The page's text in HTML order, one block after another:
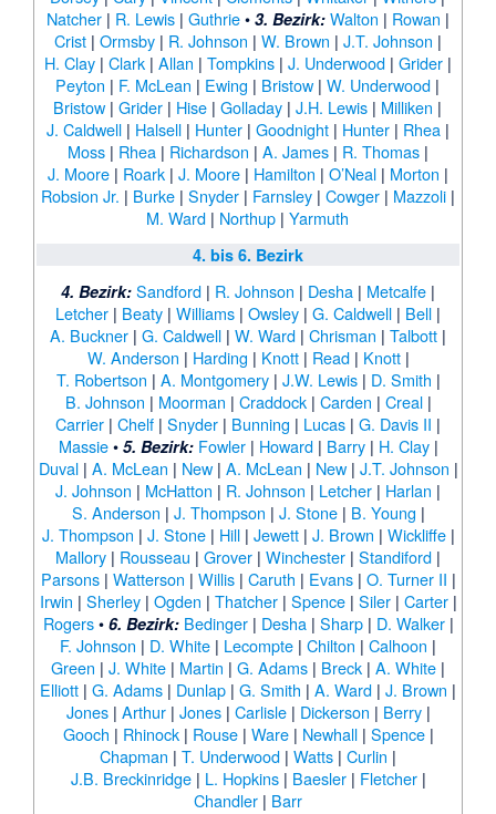
Natcher| R. Lewis| Guthrie• 3. Bezirk: Walton | Rowan |
Crist| Ormsby| R. Johnson | W. Brown | J.T. Johnson |
H. Clay| Clark| Allan | Tompkins| J. Underwood| Grider|
Peyton | F. McLean | Ewing | Bristow |W. Underwood |
Bristow |Grider | Hise |Golladay |J.H. Lewis | Milliken |
J. Caldwell| Halsell| Hunter| Goodnight| Hunter| Rhea|
Moss| Rhea| Richardson | A. James| R. Thomas|
J. Moore| Roark| J. Moore| Hamilton | O’Neal| Morton |
Robsion Jr. | Burke| Snyder| Farnsley| Cowger| Mazzoli|
M. Ward | Northup |Yarmuth
4. bis 6. Bezirk
4. Bezirk: Sandford | R. Johnson | Desha | Metcalfe |
Letcher | Beaty | Williams | Owsley | G. Caldwell | Bell |
A. Buckner | G. Caldwell | W. Ward | Chrisman | Talbott |
W. Anderson | Harding | Knott| Read| Knott|
T. Robertson | A. Montgomery| J.W. Lewis| D. Smith |
B. Johnson | Moorman | Craddock| Carden | Creal|
Carrier | Chelf | Snyder | Bunning | Lucas | G. Davis II |
Massie• 5. Bezirk: Fowler| Howard| Barry| H. Clay|
Duval| A. McLean | New| A. McLean | New| J.T. Johnson |
J. Johnson | McHatton | R. Johnson | Letcher | Harlan |
S. Anderson | J. Thompson | J. Stone| B. Young |
J. Thompson | J. Stone| Hill| Jewett| J. Brown | Wickliffe|
Mallory | Rousseau | Grover | Winchester | Standiford |
Parsons| Watterson | Willis| Caruth | Evans| O. Turner II |
Irwin | Sherley| Ogden | Thatcher| Spence| Siler| Carter|
Rogers• 6. Bezirk: Bedinger| Desha| Sharp| D. Walker|
F. Johnson | D. White | Lecompte | Chilton | Calhoon |
Green | J. White | Martin | G. Adams | Breck | A. White |
Elliott | G. Adams | Dunlap | G. Smith | A. Ward | J. Brown |
Jones| Arthur| Jones| Carlisle| Dickerson | Berry|
Gooch | Rhinock| Rouse| Ware| Newhall| Spence|
Chapman | T. Underwood | Watts | Curlin |
J.B. Breckinridge| L. Hopkins| Baesler| Fletcher|
Chandler | Barr